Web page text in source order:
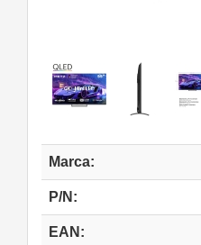
Marca:
P/N:
EAN: